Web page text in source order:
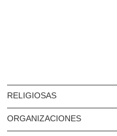
RELIGIOSAS
ORGANIZACIONES